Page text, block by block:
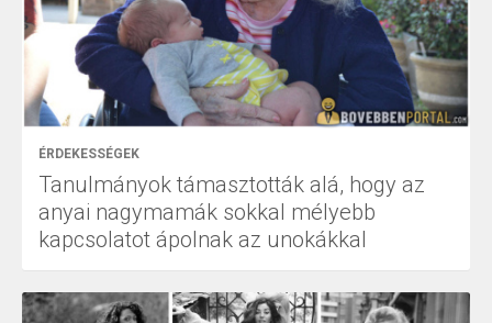
ÉRDEKESSÉGEK
Tanulmányok támasztották alá, hogy az
anyai nagymamák sokkal mélyebb
kapcsolatot ápolnak az unokákkal